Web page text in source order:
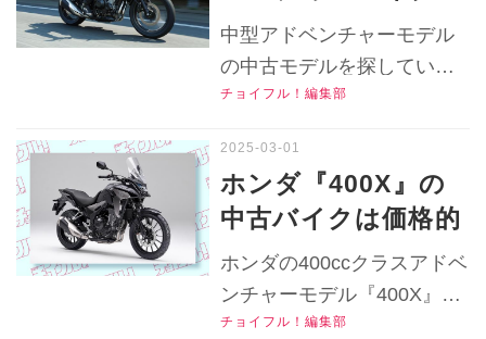
おすすめ中古バイク
価格リサーチ／2025
年3月版】
をリサーチします！
▶▶▶『チョイフル！』の
公式Ｘ（旧Twitter）はこち
『400X』の2019年
モデルはフロント
19インチ化で走破性
ら進化したポイント
は？【チョイフル！
中古車バイク選びの
参考書／HONDA
400X（2019）】
中型アドベンチャーモデル
の中古モデルを探している
人は必見？ 2019年に大きく
プレはこうだった！
▶▶▶『チョイフル！』の
公式Ｘ（旧Twitter）はこち
ら！
チョイフル！編集部
ホンダ『400X』の
中古バイクは価格的
には初代が安いけ
ど……。より“冒
険”するなら2019年
ホンダの400ccクラスアドベ
ンチャーモデル『400X』の
2019～2021年モデルの中古
チョイフル！編集部